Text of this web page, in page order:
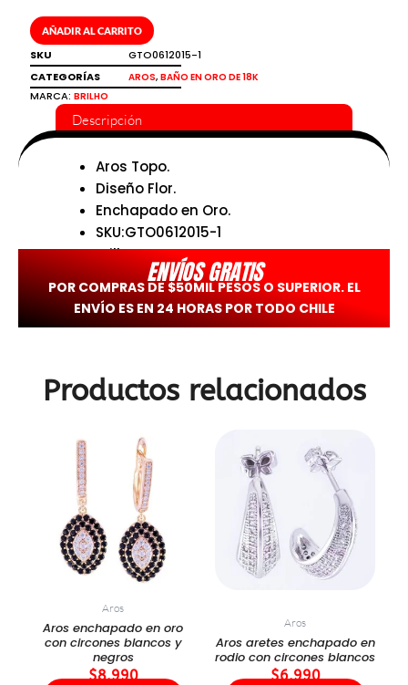
en
diseño
flor
enchapado
en
Brilho
AÑADIR AL CARRITO
SKU
GTO0612015-1
CATEGORÍAS
AROS, BAÑO EN ORO DE 18K
MARCA: BRILHO
Descripción
Aros Topo.
Diseño Flor.
Enchapado en Oro.
SKU:GTO0612015-1
Brilho.
ENVÍOS GRATIS
POR COMPRAS DE $50MIL PESOS O SUPERIOR. EL
ENVÍO ES EN 24 HORAS POR TODO CHILE
Productos relacionados
Aros
Aros enchapado en oro
con circones blancos y
negros
$8.990
Aros
Aros aretes enchapado en
rodio con circones blancos
$6.990